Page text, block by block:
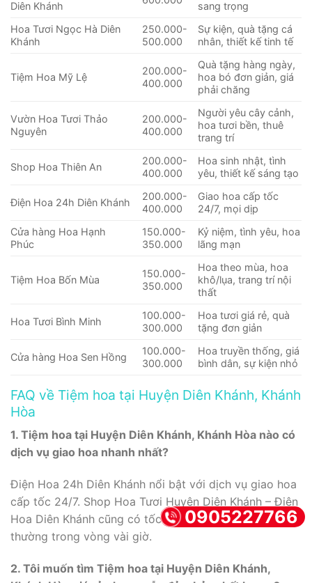
Diên Khánh
sang trọng
Hoa Tươi Ngọc Hà Diên
Khánh
250.000-
500.000
Sự kiện, quà tặng cá
nhân, thiết kế tinh tế
Tiệm Hoa Mỹ Lệ
200.000-
400.000
Quà tặng hàng ngày,
hoa bó đơn giản, giá
phải chăng
Vườn Hoa Tươi Thảo
Nguyên
200.000-
400.000
Người yêu cây cảnh,
hoa tươi bền, thuê
trang trí
Shop Hoa Thiên An
200.000-
400.000
Hoa sinh nhật, tình
yêu, thiết kế sáng tạo
Điện Hoa 24h Diên Khánh
200.000-
400.000
Giao hoa cấp tốc
24/7, mọi dịp
Cửa hàng Hoa Hạnh
Phúc
150.000-
350.000
Kỷ niệm, tình yêu, hoa
lãng mạn
Tiệm Hoa Bốn Mùa
150.000-
350.000
Hoa theo mùa, hoa
khô/lụa, trang trí nội
thất
Hoa Tươi Bình Minh
100.000-
300.000
Hoa tươi giá rẻ, quà
tặng đơn giản
Cửa hàng Hoa Sen Hồng
100.000-
300.000
Hoa truyền thống, giá
bình dân, sự kiện nhỏ
FAQ về Tiệm hoa tại Huyện Diên Khánh, Khánh
Hòa
1. Tiệm hoa tại Huyện Diên Khánh, Khánh Hòa nào có
dịch vụ giao hoa nhanh nhất?
Điện Hoa 24h Diên Khánh nổi bật với dịch vụ giao hoa
cấp tốc 24/7. Shop Hoa Tươi Huyện Diên Khánh – Điện
Hoa Diên Khánh cũng có tốc độ giao hàng rất nhanh,
thường trong vòng vài giờ.
2. Tôi muốn tìm Tiệm hoa tại Huyện Diên Khánh,
0905227766